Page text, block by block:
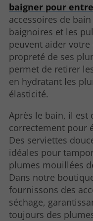
baigner pour
accessoires de
baignoires et les
peuvent aider
propreté de ses
permet de retirer
en hydratant les
élasticité.
Après le bain, il est
correctement pour
Des serviettes
idéales pour
plumes mouillées
Dans notre
fournissons des
séchage,
toujours des